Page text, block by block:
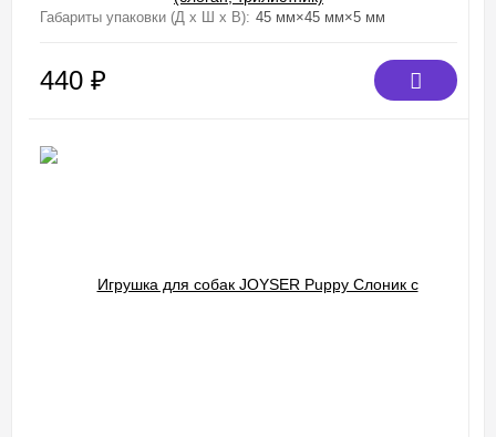
Габариты упаковки (Д х Ш х В): 45 мм×45 мм×5 мм
440 ₽